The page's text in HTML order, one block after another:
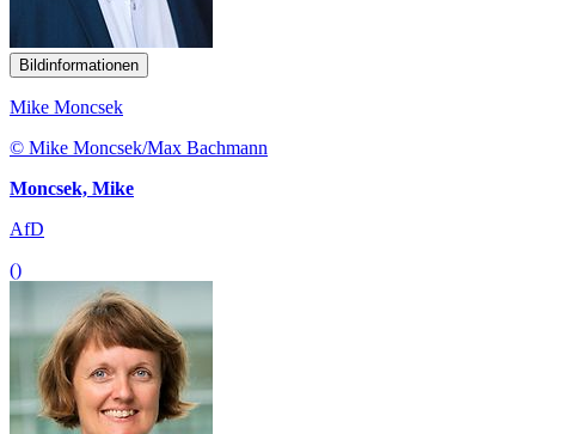
Bildinformationen
Mike Moncsek
© Mike Moncsek/Max Bachmann
Moncsek, Mike
AfD
()